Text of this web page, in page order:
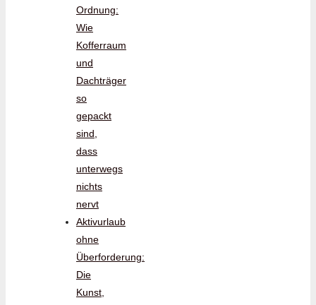
Ordnung:
Wie
Kofferraum
und
Dachträger
so
gepackt
sind,
dass
unterwegs
nichts
nervt
Aktivurlaub
ohne
Überforderung:
Die
Kunst,